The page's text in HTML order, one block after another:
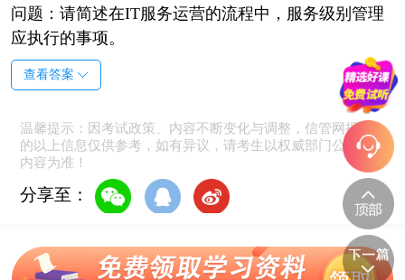
问题：请简述在IT服务运营的流程中，服务级别管理
应执行的事项。
查看答案
温馨提示：因考试政策、内容不断变化与调整，信管网提供
的以上信息仅供参考，如有异议，请考生以权威部门公布的
内容为准！
分享至：